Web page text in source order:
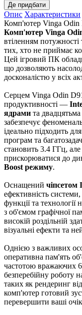
Де придбати
Опис Характеристики
Комп'ютер Vinga Odin
Комп'ютер Vinga
втіленням потужності
тих, хто не приймає
Цей ігровий ПК
що дозволяють
досконалістю у всіх
Серцем Vinga Odin
продуктивності —
ядрами та
забезпечує
ідеально підходить
програм та
становить 3.4 ГГц,
прискорюватися до
Boost режиму.
Оснащений чіпсетом
ефективність
функції та
з об'ємом графічної
високій роздільній
візуальні ефекти та
Однією з важливих
оперативна пам'ять
частотою вражаючих
безперебійну роботу
таких як рендеринг
комп'ютер готовий
перевершити ваші